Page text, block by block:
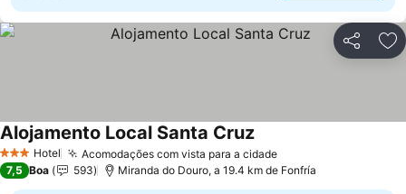
Partilhar
3 EstrelasHotel Acomodações com vista para a cidade
Alojamento Local Santa Cruz
7,5 Boa 593 Miranda do Douro, a 19.4 km de Fonfría